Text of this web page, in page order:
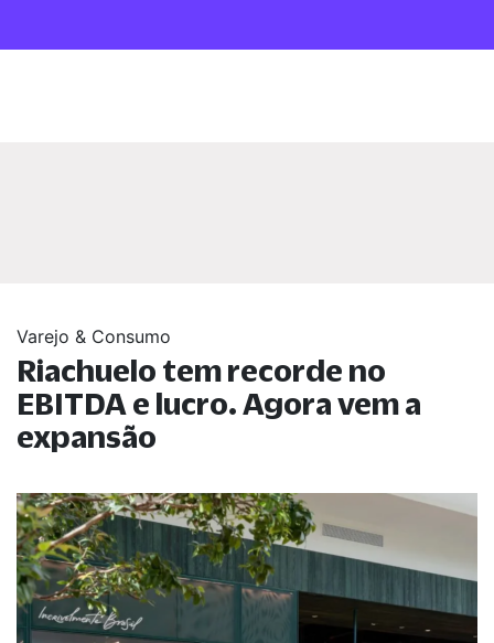
Varejo & Consumo
Riachuelo tem recorde no
EBITDA e lucro. Agora vem a
expansão